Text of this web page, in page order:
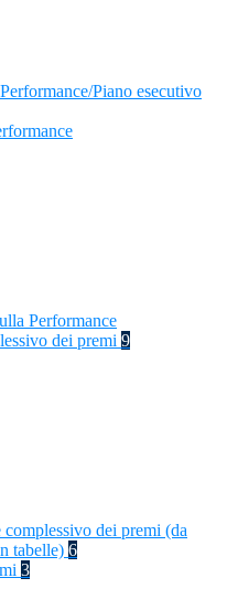
Piano esecutivo
Performance
dei premi 9
dei premi (da
tabelle) 6
3